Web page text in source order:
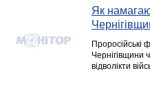
Як
Проросійські
Чернігівщини
відволікти